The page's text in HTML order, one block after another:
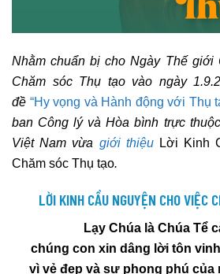
Nhằm chuẩn bị cho Ngày Thế giới
Chăm sóc Thụ tạo vào ngày
đề “Hy vọng và Hành động với Thụ
ban Công lý và Hòa bình trực
Việt Nam vừa giới thiệu Lời Kinh
Chăm sóc Thụ tạo.
LỜI KINH CẦU NGUYỆN CHO VIỆC
Lạy Chúa là Chúa Tể
chúng con xin dâng lời tôn
vì vẻ đẹp và sự phong phú của